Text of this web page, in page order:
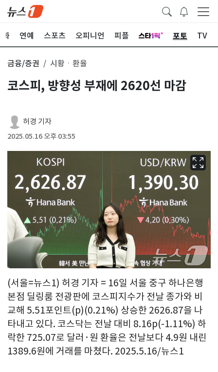
화 연예 스포츠 오피니언 피플 포토 TV
금융/증권 시황ㆍ환율
코스피, 방향성 부재에 2620선 마감
허경 기자
2025.05.16 오후 03:55
(서울=뉴스1) 허경 기자 = 16일 서울 중구 하나은행
본점 딜링룸 전광판에 코스피지수가 전날 종가와 비
교해 5.51포인트(p)(0.21%) 상승한 2626.87을 나
타내고 있다. 코스닥는 전날 대비 8.16p(-1.11%) 하
락한 725.07로 달러·원 환율은 전날보다 4.9원 내린
1389.6원에 거래를 마쳤다. 2025.5.16/뉴스1